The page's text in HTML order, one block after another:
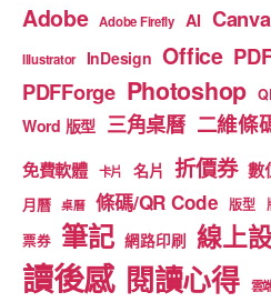
Adobe Adobe Firefly AI Canva
Illustrator InDesign Office
PDFForge Photoshop
Word 版型 三角桌曆 二維條
免費軟體 卡片 名片 折價券 數
月曆 桌曆 條碼/QR Code 版型
票券 筆記 網路印刷 線上
讀後感 閱讀心得 雲